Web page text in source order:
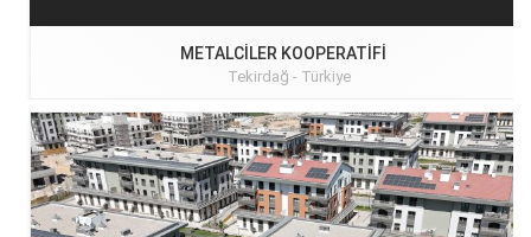
METALCILER KOOPERATIFI
Tekirdağ - Türkiye